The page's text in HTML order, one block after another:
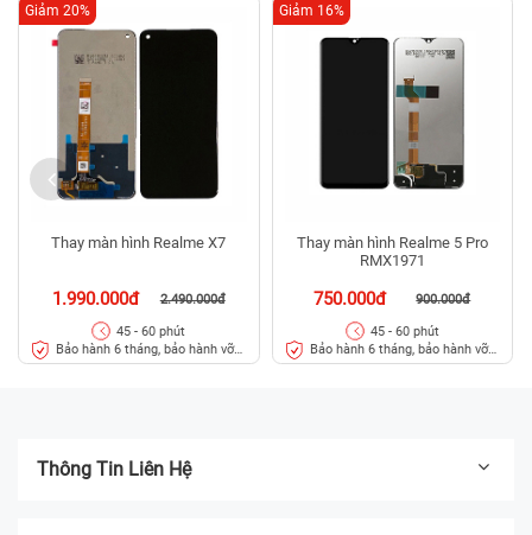
Thay màn hình Realme X7
1.990.000đ 2.490.000đ
Giảm 20%
45 - 60 phút
Bảo hành 6 tháng, bảo hành vỡ
kính 3 tháng
Thay màn hình Realme 5 Pro
RMX1971
750.000đ 900.000đ
Giảm 16%
45 - 60 phút
Bảo hành 6 tháng, bảo hành vỡ
kính 3 tháng
Thông Tin Liên Hệ